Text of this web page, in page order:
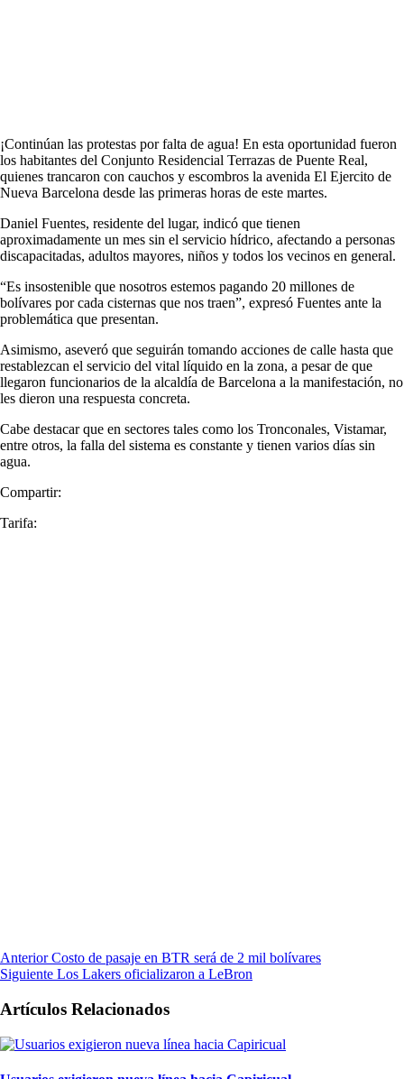
¡Continúan las protestas por falta de agua! En esta oportunidad fueron
los habitantes del Conjunto Residencial Terrazas de Puente Real,
quienes trancaron con cauchos y escombros la avenida El Ejercito de
Nueva Barcelona desde las primeras horas de este martes.
Daniel Fuentes, residente del lugar, indicó que tienen
aproximadamente un mes sin el servicio hídrico, afectando a personas
discapacitadas, adultos mayores, niños y todos los vecinos en general.
“Es insostenible que nosotros estemos pagando 20 millones de
bolívares por cada cisternas que nos traen”, expresó Fuentes ante la
problemática que presentan.
Asimismo, aseveró que seguirán tomando acciones de calle hasta que
restablezcan el servicio del vital líquido en la zona, a pesar de que
llegaron funcionarios de la alcaldía de Barcelona a la manifestación, no
les dieron una respuesta concreta.
Cabe destacar que en sectores tales como los Tronconales, Vistamar,
entre otros, la falla del sistema es constante y tienen varios días sin
agua.
Compartir:
Tarifa:
Anterior Costo de pasaje en BTR será de 2 mil bolívares
Siguiente Los Lakers oficializaron a LeBron
Artículos Relacionados